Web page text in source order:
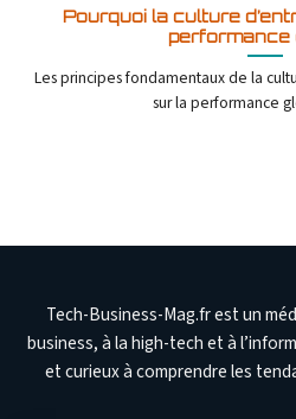
Pourquoi la culture
performance
Les principes fondamentaux de la
sur la performance
Tech-Business-Mag.fr est un
business, à la high-tech et à
et curieux à comprendre les